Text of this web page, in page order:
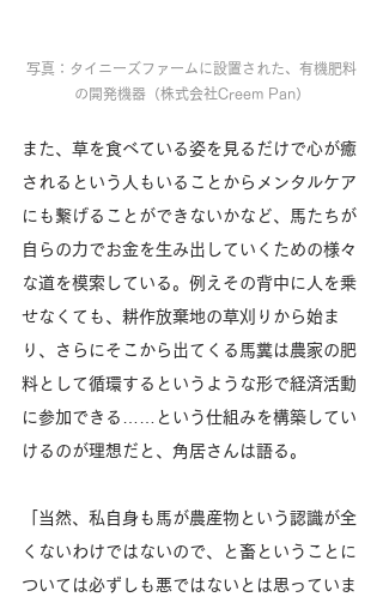
写真：タイニーズファームに設置された、有機肥料
の開発機器（株式会社Creem Pan）
​また、草を食べている姿を見るだけで心が癒
されるという人もいることからメンタルケア
にも繋げることができないかなど、馬たちが
自らの力でお金を生み出していくための様々
な道を模索している。例えその背中に人を乗
せなくても、耕作放棄地の草刈りから始ま
り、さらにそこから出てくる馬糞は農家の肥
料として循環するというような形で経済活動
に参加できる……という仕組みを構築してい
けるのが理想だと、角居さんは語る。
「当然、私自身も馬が農産物という認識が全
くないわけではないので、と畜ということに
ついては必ずしも悪ではないとは思っていま